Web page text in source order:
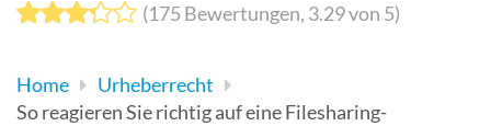
und
(175 Bewertungen, 3.29von 5)
Home
Urheberrecht
So reagieren Sie richtig auf eine Filesharing-